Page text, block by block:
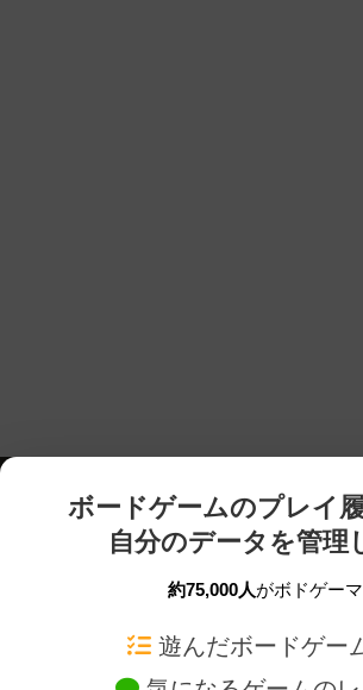
ボードゲームのプレイ
自分のデータを管理
約75,000人がボドゲー
遊んだボードゲー